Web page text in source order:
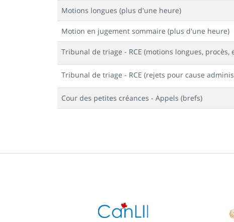
Motions longues (plus d'une heure)
Motion en jugement sommaire (plus d'une heure)
Tribunal de triage - RCE (motions longues, procès,
Tribunal de triage - RCE (rejets pour cause
Cour des petites créances - Appels (brefs)